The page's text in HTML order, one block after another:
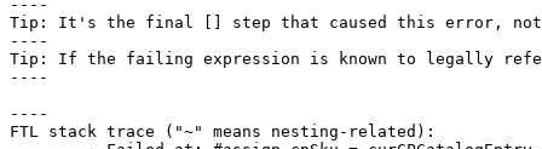
----
Tip: It's the final [] step that caused this error,
----
Tip: If the failing expression is known to legally refer
----
----
FTL stack trace ("~" means nesting-related):